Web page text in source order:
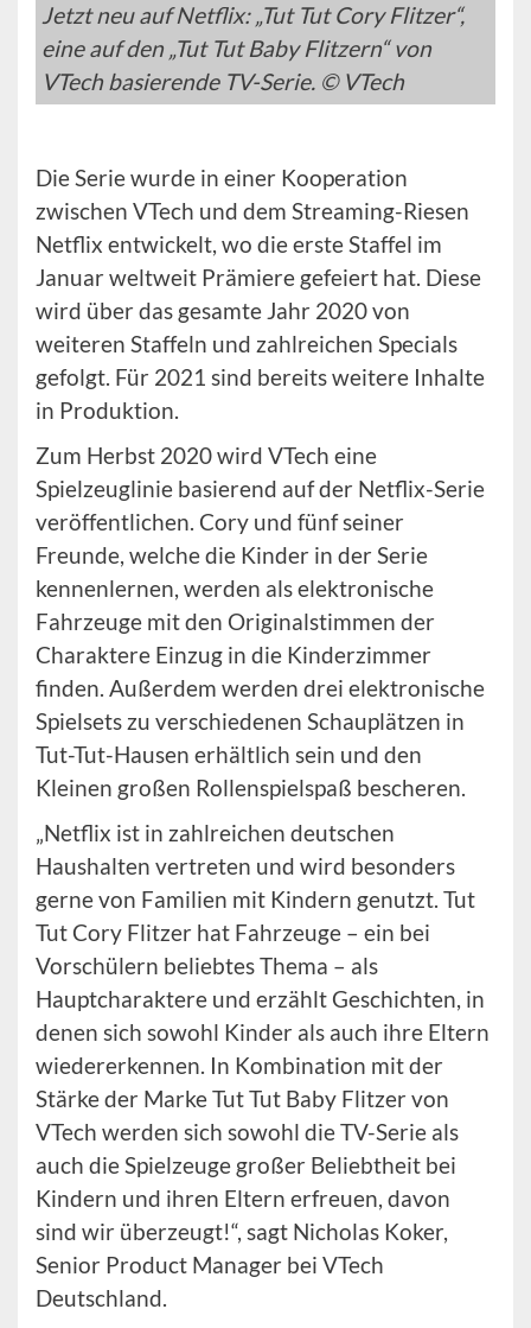
Jetzt neu auf Netflix: „Tut Tut Cory Flitzer“,
eine auf den „Tut Tut Baby Flitzern“ von
VTech basierende TV-Serie. © VTech
Die Serie wurde in einer Kooperation
zwischen VTech und dem Streaming-Riesen
Netflix entwickelt, wo die erste Staffel im
Januar weltweit Prämiere gefeiert hat. Diese
wird über das gesamte Jahr 2020 von
weiteren Staffeln und zahlreichen Specials
gefolgt. Für 2021 sind bereits weitere Inhalte
in Produktion.
Zum Herbst 2020 wird VTech eine
Spielzeuglinie basierend auf der Netflix-Serie
veröffentlichen. Cory und fünf seiner
Freunde, welche die Kinder in der Serie
kennenlernen, werden als elektronische
Fahrzeuge mit den Originalstimmen der
Charaktere Einzug in die Kinderzimmer
finden. Außerdem werden drei elektronische
Spielsets zu verschiedenen Schauplätzen in
Tut-Tut-Hausen erhältlich sein und den
Kleinen großen Rollenspielspaß bescheren.
„Netflix ist in zahlreichen deutschen
Haushalten vertreten und wird besonders
gerne von Familien mit Kindern genutzt. Tut
Tut Cory Flitzer hat Fahrzeuge – ein bei
Vorschülern beliebtes Thema – als
Hauptcharaktere und erzählt Geschichten, in
denen sich sowohl Kinder als auch ihre Eltern
wiedererkennen. In Kombination mit der
Stärke der Marke Tut Tut Baby Flitzer von
VTech werden sich sowohl die TV-Serie als
auch die Spielzeuge großer Beliebtheit bei
Kindern und ihren Eltern erfreuen, davon
sind wir überzeugt!“, sagt Nicholas Koker,
Senior Product Manager bei VTech
Deutschland.